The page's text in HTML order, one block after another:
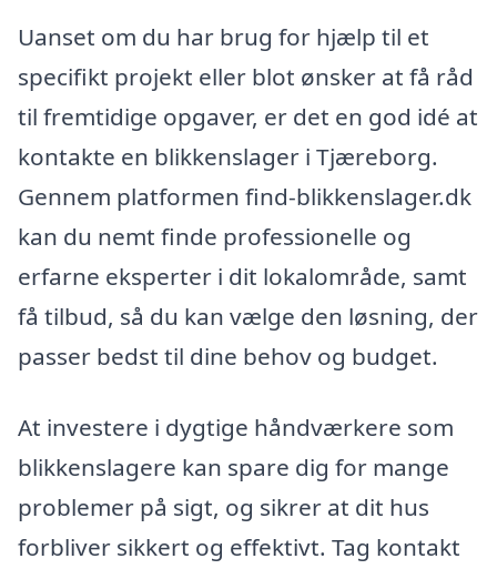
Uanset om du har brug for hjælp til et
specifikt projekt eller blot ønsker at få råd
til fremtidige opgaver, er det en god idé at
kontakte en blikkenslager i Tjæreborg.
Gennem platformen find-blikkenslager.dk
kan du nemt finde professionelle og
erfarne eksperter i dit lokalområde, samt
få tilbud, så du kan vælge den løsning, der
passer bedst til dine behov og budget.
At investere i dygtige håndværkere som
blikkenslagere kan spare dig for mange
problemer på sigt, og sikrer at dit hus
forbliver sikkert og effektivt. Tag kontakt